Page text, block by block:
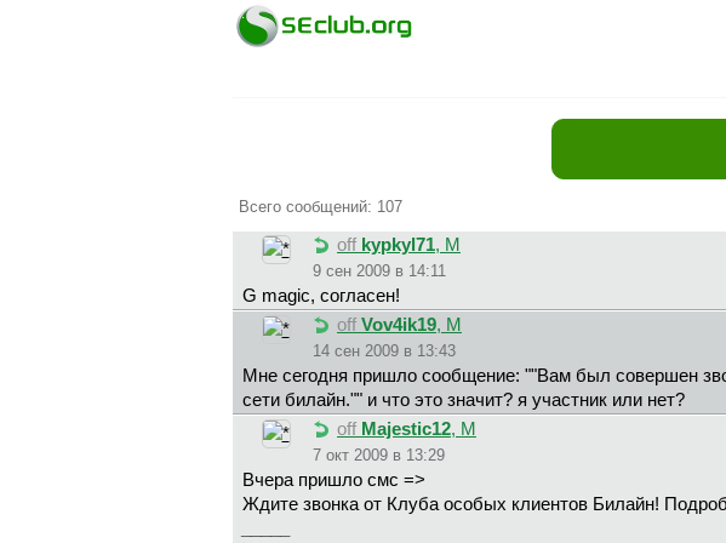
Всего сообщений: 107
off kypkyl71, М
9 сен 2009 в 14:11
G magic, согласен!
off Vov4ik19, М
14 сен 2009 в 13:43
Мне сегодня пришло сообщение: ""Вам был совершен
сети билайн."" и что это значит? я участник или нет?
off Majestic12, М
7 окт 2009 в 13:29
Вчера пришло смс =>
Ждите звонка от Клуба особых клиентов Билайн!